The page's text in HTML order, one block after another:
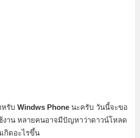
หรับ Windws Phone นะครับ วันนี้จะขอ
งาน หลายคนอาจมีปัญหาว่าดาวน์โหลด
กิดอะไรขึ้น